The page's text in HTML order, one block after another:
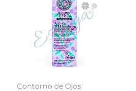
Contorno de Ojos